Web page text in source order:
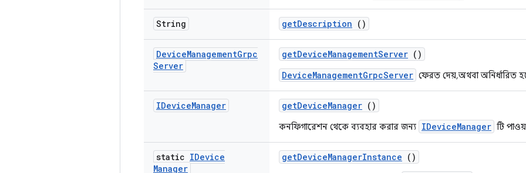
String getDescription ()
DeviceManagementGrpc
Server
getDeviceManagementServer ()
DeviceManagementGrpcServer ফেরত দেয়, অথবা অনির্ধারিত
IDeviceManager getDeviceManager ()
কনফিগারেশন থেকে ব্যবহার করার জন্য IDeviceManager টি
static IDevice
Manager
getDeviceManagerInstance ()